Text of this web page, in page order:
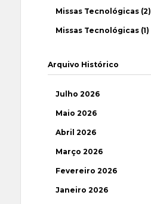
Missas Tecnológicas (2)
Missas Tecnológicas (1)
Arquivo Histórico
Julho 2026
Maio 2026
Abril 2026
Março 2026
Fevereiro 2026
Janeiro 2026